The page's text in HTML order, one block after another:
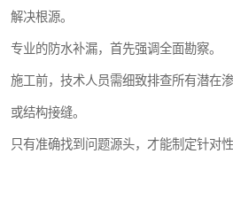
解决根源。
专业的防水补漏，首先强调全面勘察。
施工前，技术人员需细致排查所有潜在
或结构接缝。
只有准确找到问题源头，才能制定针对性